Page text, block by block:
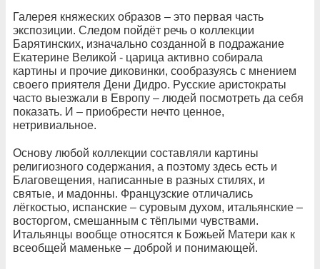
Галерея княжеских образов – это первая часть
экспозиции. Следом пойдёт речь о коллекции
Барятинских, изначально созданной в подражание
Екатерине Великой - царица активно собирала
картины и прочие диковинки, сообразуясь с мнением
своего приятеля Дени Дидро. Русские аристократы
часто выезжали в Европу – людей посмотреть да себя
показать. И – приобрести нечто ценное,
нетривиальное.
Основу любой коллекции составляли картины
религиозного содержания, а поэтому здесь есть и
Благовещения, написанные в разных стилях, и
святые, и мадонны. Французские отличались
лёгкостью, испанские – суровым духом, итальянские –
восторгом, смешанным с тёплыми чувствами.
Итальянцы вообще относятся к Божьей Матери как к
всеобщей маменьке – доброй и понимающей.